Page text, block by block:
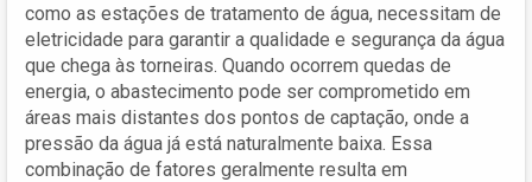
como as estações de tratamento de água, necessitam de
eletricidade para garantir a qualidade e segurança da água
que chega às torneiras. Quando ocorrem quedas de
energia, o abastecimento pode ser comprometido em
áreas mais distantes dos pontos de captação, onde a
pressão da água já está naturalmente baixa. Essa
combinação de fatores geralmente resulta em